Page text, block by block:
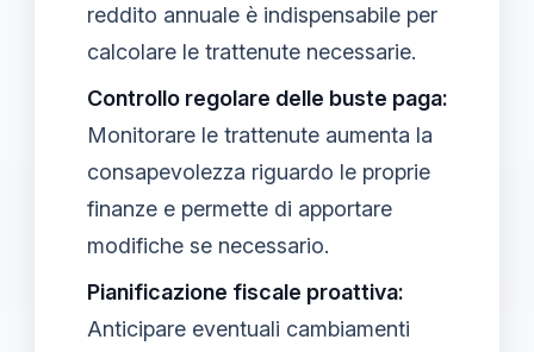
reddito annuale è indispensabile per
calcolare le trattenute necessarie.
Controllo regolare delle buste paga:
Monitorare le trattenute aumenta la
consapevolezza riguardo le proprie
finanze e permette di apportare
modifiche se necessario.
Pianificazione fiscale proattiva:
Anticipare eventuali cambiamenti